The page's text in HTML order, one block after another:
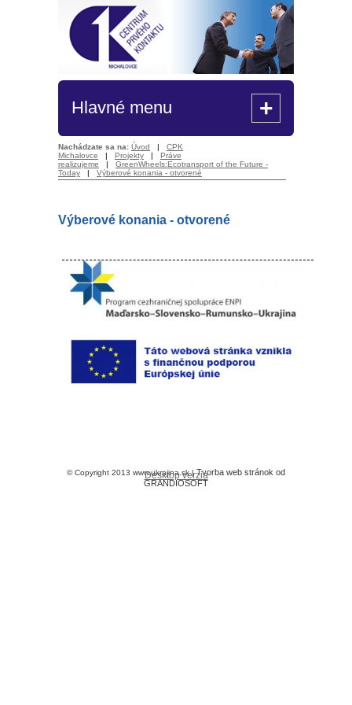
Hlavné menu +
Nachádzate sa na: Úvod | CPK
Michalovce | Projekty | Práve
realizujeme | GreenWheels:Ecotransport of the Future -
Today | Výberové konania - otvorené
Výberové konania - otvorené
© Copyright 2013 www.ukrajina.sk |Tvorba web stránok od
GRANDIOSOFT
Desktop verzia